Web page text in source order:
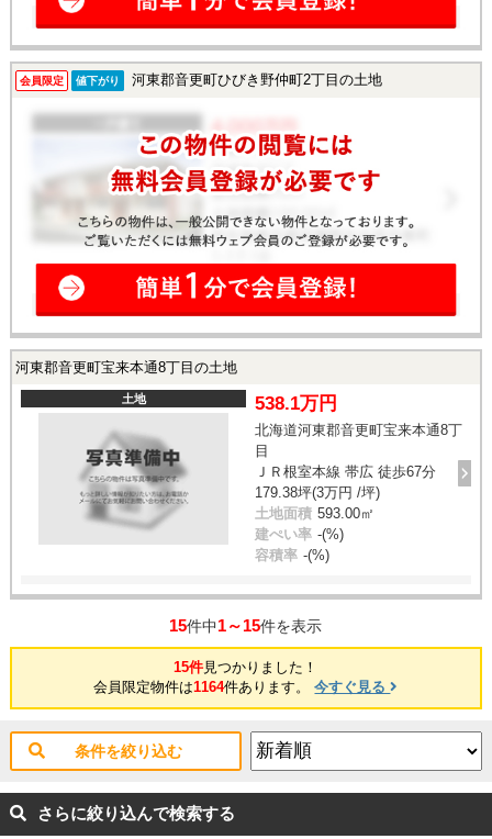
会員限定 値下がり 河東郡音更町ひびき野仲町2丁目の土地
河東郡音更町宝来本通8丁目の土地
土地 538.1万円
北海道河東郡音更町宝来本通8丁
目
ＪＲ根室本線 帯広 徒歩67分
179.38坪(3万円 /坪)
土地面積 593.00㎡
建ぺい率 -(%)
容積率 -(%)
15件中1～15件を表示
15件見つかりました！
会員限定物件は1164件あります。今すぐ見る
条件を絞り込む
さらに絞り込んで検索する